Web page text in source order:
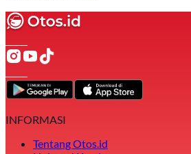
INFORMASI
Tentang Otos.id